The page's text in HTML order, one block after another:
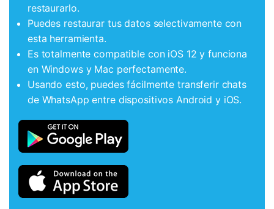
restaurarlo.
Puedes restaurar tus datos selectivamente con
esta herramienta.
Es totalmente compatible con iOS 12 y funciona
en Windows y Mac perfectamente.
Usando esto, puedes fácilmente transferir chats
de WhatsApp entre dispositivos Android y iOS.